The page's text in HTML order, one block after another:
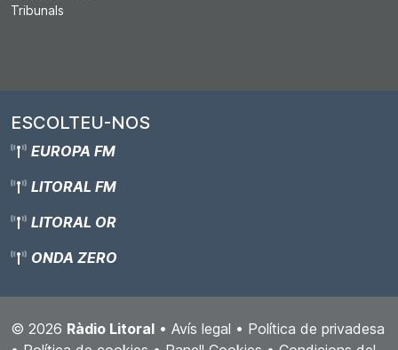
Tribunals
ESCOLTEU-NOS
EUROPA FM
LITORAL FM
LITORAL OR
ONDA ZERO
© 2026 Ràdio Litoral • Avís legal • Política de privadesa